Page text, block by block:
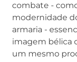
combate -
modernidade
armaria -
imagem bélica
um mesmo